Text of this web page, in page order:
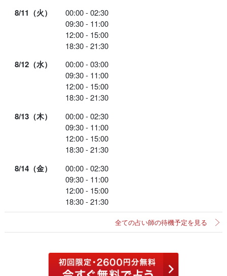
8/11（火）
00:00 - 02:30
09:30 - 11:00
12:00 - 15:00
18:30 - 21:30
8/12（水）
00:00 - 03:00
09:30 - 11:00
12:00 - 15:00
18:30 - 21:30
8/13（木）
00:00 - 02:30
09:30 - 11:00
12:00 - 15:00
18:30 - 21:30
8/14（金）
00:00 - 02:30
09:30 - 11:00
12:00 - 15:00
18:30 - 21:30
全ての占い師の待機予定を見る